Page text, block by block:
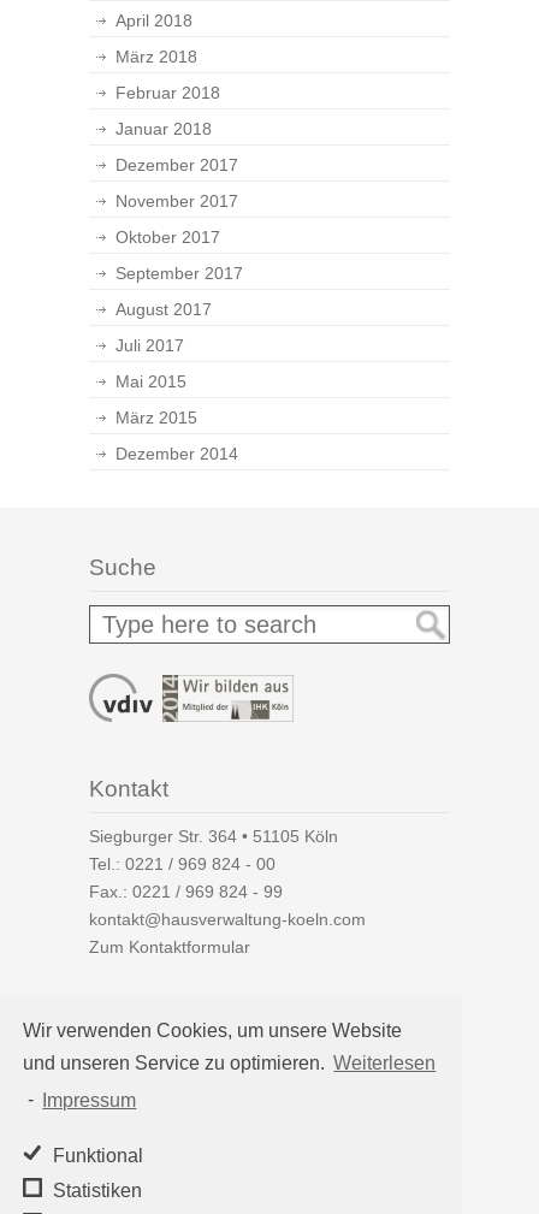
Wir verwenden Cookies, um unsere Website
und unseren Service zu optimieren. Weiterlesen
-
Impressum
Funktional
Statistiken
April 2018
März 2018
Februar 2018
Januar 2018
Dezember 2017
November 2017
Oktober 2017
September 2017
August 2017
Juli 2017
Mai 2015
März 2015
Dezember 2014
Suche
Kontakt
Siegburger Str. 364 • 51105 Köln
Tel.: 0221 / 969 824 - 00
Fax.: 0221 / 969 824 - 99
kontakt@hausverwaltung-koeln.com
Zum Kontaktformular
Auf einen Blick
Hausverwaltung Köln
Immobilienverwaltung Köln
WEG-Verwaltung